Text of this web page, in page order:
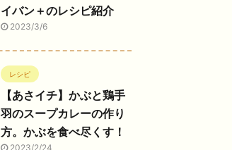
イバン＋のレシピ紹介
2023/3/6
レシピ
【あさイチ】かぶと鶏手
羽のスープカレーの作り
方。かぶを食べ尽くす！
2023/2/24